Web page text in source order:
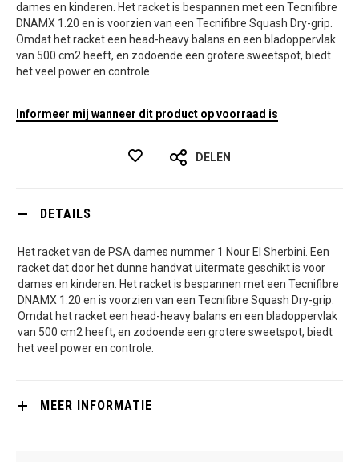
dames en kinderen. Het racket is bespannen met een Tecnifibre
DNAMX 1.20 en is voorzien van een Tecnifibre Squash Dry-grip.
Omdat het racket een head-heavy balans en een bladoppervlak
van 500 cm2 heeft, en zodoende een grotere sweetspot, biedt
het veel power en controle.
Informeer mij wanneer dit product op voorraad is
DELEN
DETAILS
Het racket van de PSA dames nummer 1 Nour El Sherbini. Een
racket dat door het dunne handvat uitermate geschikt is voor
dames en kinderen. Het racket is bespannen met een Tecnifibre
DNAMX 1.20 en is voorzien van een Tecnifibre Squash Dry-grip.
Omdat het racket een head-heavy balans en een bladoppervlak
van 500 cm2 heeft, en zodoende een grotere sweetspot, biedt
het veel power en controle.
MEER INFORMATIE